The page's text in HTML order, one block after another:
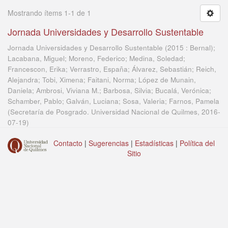
Mostrando ítems 1-1 de 1
Jornada Universidades y Desarrollo Sustentable
Jornada Universidades y Desarrollo Sustentable (2015 : Bernal);
Lacabana, Miguel; Moreno, Federico; Medina, Soledad;
Francescon, Erika; Verrastro, España; Álvarez, Sebastián; Reich,
Alejandra; Tobi, Ximena; Faitani, Norma; López de Munain,
Daniela; Ambrosi, Viviana M.; Barbosa, Silvia; Bucalá, Verónica;
Schamber, Pablo; Galván, Luciana; Sosa, Valeria; Farnos, Pamela
(Secretaría de Posgrado. Universidad Nacional de Quilmes, 2016-
07-19)
Contacto | Sugerencias | Estadísticas | Política del
Sitio